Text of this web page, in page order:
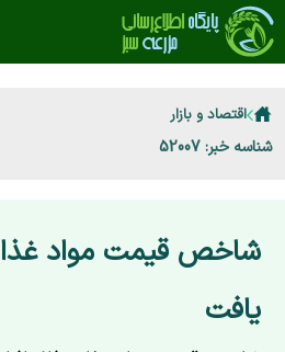
اقتصاد و بازار
شناسه خبر: 52007
شاخص قیمت مواد
یافت